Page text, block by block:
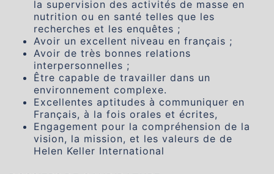
la supervision des activités de masse en
nutrition ou en santé telles que les
recherches et les enquêtes ;
Avoir un excellent niveau en français ;
Avoir de très bonnes relations
interpersonnelles ;
Être capable de travailler dans un
environnement complexe.
Excellentes aptitudes à communiquer en
Français, à la fois orales et écrites,
Engagement pour la compréhension de la
vision, la mission, et les valeurs de de
Helen Keller International